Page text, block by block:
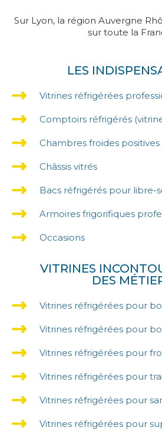
Sur Lyon, la région Auvergne
sur toute la
LES
Vitrines réfrigérées
Comptoirs réfrigérés
Chambres froides
Châssis vitrés
Bacs réfrigérés pour libre-
Armoires frigorifiques
Occasions
VITRINES
DES
Vitrines réfrigérées pour
Vitrines réfrigérées pour
Vitrines réfrigérées pour
Vitrines réfrigérées pour
Vitrines réfrigérées pour
Vitrines réfrigérées pour